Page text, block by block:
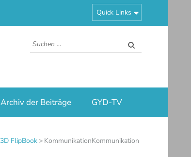
Quick Links
Suchen
nach:
Archiv der Beiträge GYD-TV
3D FlipBook > KommunikationKommunikation